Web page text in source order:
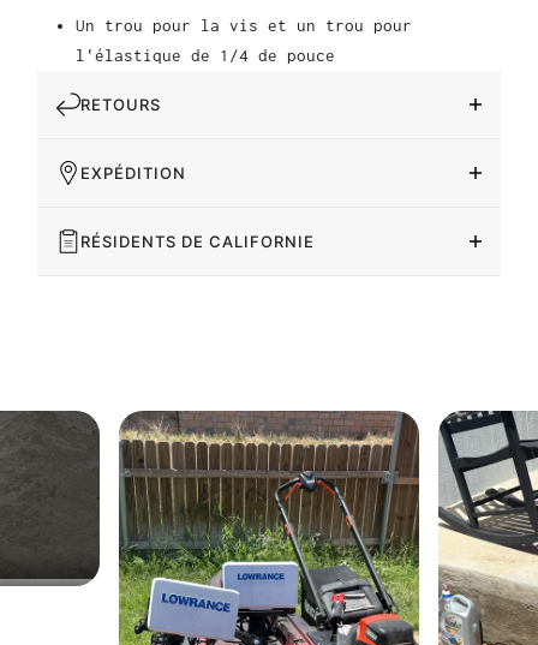
Un trou pour la vis et un trou pour
l'élastique de 1/4 de pouce
RETOURS
EXPÉDITION
RÉSIDENTS DE CALIFORNIE